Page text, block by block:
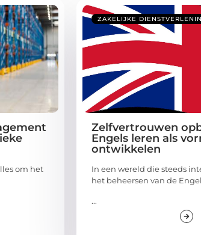
om het
ZAKELIJKE
Zelfvertrouwen
Engels leren als
ontwikkelen
In een wereld die steeds
het beheersen van de
...